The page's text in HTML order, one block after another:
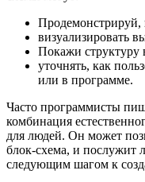
Продемонстрируй,
визуализировать
Покажи структуру
уточнять, как
или в программе.
Часто программисты
комбинация
для людей. Он может
блок-схема, и послужит
следующим шагом к